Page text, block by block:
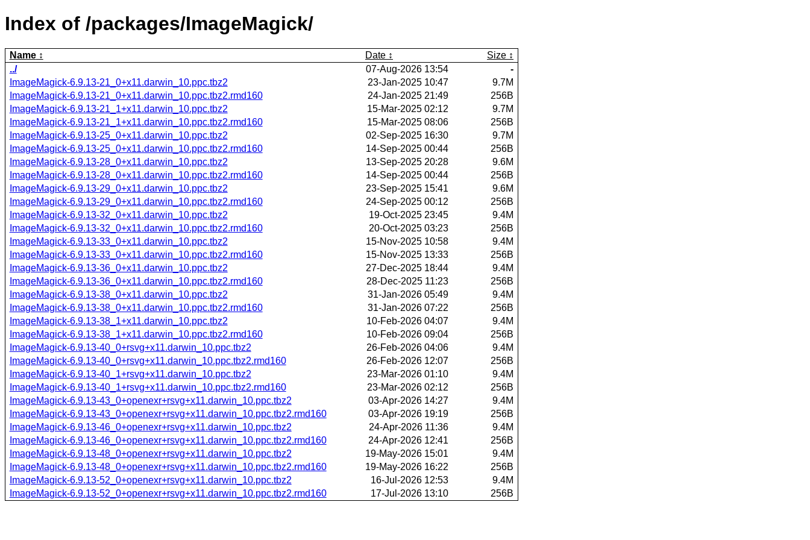
Index of /packages/ImageMagick/
Name Date
Size
../
07-Aug-2026 13:54
-
ImageMagick-6.9.13-21_0+x11.darwin_10.ppc.tbz2
23-Jan-2025 10:47
9.7M
ImageMagick-6.9.13-21_0+x11.darwin_10.ppc.tbz2.rmd160
24-Jan-2025 21:49
256B
ImageMagick-6.9.13-21_1+x11.darwin_10.ppc.tbz2
15-Mar-2025 02:12
9.7M
ImageMagick-6.9.13-21_1+x11.darwin_10.ppc.tbz2.rmd160
15-Mar-2025 08:06
256B
ImageMagick-6.9.13-25_0+x11.darwin_10.ppc.tbz2
02-Sep-2025 16:30
9.7M
ImageMagick-6.9.13-25_0+x11.darwin_10.ppc.tbz2.rmd160
14-Sep-2025 00:44
256B
ImageMagick-6.9.13-28_0+x11.darwin_10.ppc.tbz2
13-Sep-2025 20:28
9.6M
ImageMagick-6.9.13-28_0+x11.darwin_10.ppc.tbz2.rmd160
14-Sep-2025 00:44
256B
ImageMagick-6.9.13-29_0+x11.darwin_10.ppc.tbz2
23-Sep-2025 15:41
9.6M
ImageMagick-6.9.13-29_0+x11.darwin_10.ppc.tbz2.rmd160
24-Sep-2025 00:12
256B
ImageMagick-6.9.13-32_0+x11.darwin_10.ppc.tbz2
19-Oct-2025 23:45
9.4M
ImageMagick-6.9.13-32_0+x11.darwin_10.ppc.tbz2.rmd160
20-Oct-2025 03:23
256B
ImageMagick-6.9.13-33_0+x11.darwin_10.ppc.tbz2
15-Nov-2025 10:58
9.4M
ImageMagick-6.9.13-33_0+x11.darwin_10.ppc.tbz2.rmd160
15-Nov-2025 13:33
256B
ImageMagick-6.9.13-36_0+x11.darwin_10.ppc.tbz2
27-Dec-2025 18:44
9.4M
ImageMagick-6.9.13-36_0+x11.darwin_10.ppc.tbz2.rmd160
28-Dec-2025 11:23
256B
ImageMagick-6.9.13-38_0+x11.darwin_10.ppc.tbz2
31-Jan-2026 05:49
9.4M
ImageMagick-6.9.13-38_0+x11.darwin_10.ppc.tbz2.rmd160
31-Jan-2026 07:22
256B
ImageMagick-6.9.13-38_1+x11.darwin_10.ppc.tbz2
10-Feb-2026 04:07
9.4M
ImageMagick-6.9.13-38_1+x11.darwin_10.ppc.tbz2.rmd160
10-Feb-2026 09:04
256B
ImageMagick-6.9.13-40_0+rsvg+x11.darwin_10.ppc.tbz2
26-Feb-2026 04:06
9.4M
ImageMagick-6.9.13-40_0+rsvg+x11.darwin_10.ppc.tbz2.rmd160
26-Feb-2026 12:07
256B
ImageMagick-6.9.13-40_1+rsvg+x11.darwin_10.ppc.tbz2
23-Mar-2026 01:10
9.4M
ImageMagick-6.9.13-40_1+rsvg+x11.darwin_10.ppc.tbz2.rmd160
23-Mar-2026 02:12
256B
ImageMagick-6.9.13-43_0+openexr+rsvg+x11.darwin_10.ppc.tbz2
03-Apr-2026 14:27
9.4M
ImageMagick-6.9.13-43_0+openexr+rsvg+x11.darwin_10.ppc.tbz2.rmd160
03-Apr-2026 19:19
256B
ImageMagick-6.9.13-46_0+openexr+rsvg+x11.darwin_10.ppc.tbz2
24-Apr-2026 11:36
9.4M
ImageMagick-6.9.13-46_0+openexr+rsvg+x11.darwin_10.ppc.tbz2.rmd160
24-Apr-2026 12:41
256B
ImageMagick-6.9.13-48_0+openexr+rsvg+x11.darwin_10.ppc.tbz2
19-May-2026 15:01
9.4M
ImageMagick-6.9.13-48_0+openexr+rsvg+x11.darwin_10.ppc.tbz2.rmd160
19-May-2026 16:22
256B
ImageMagick-6.9.13-52_0+openexr+rsvg+x11.darwin_10.ppc.tbz2
16-Jul-2026 12:53
9.4M
ImageMagick-6.9.13-52_0+openexr+rsvg+x11.darwin_10.ppc.tbz2.rmd160
17-Jul-2026 13:10 256B